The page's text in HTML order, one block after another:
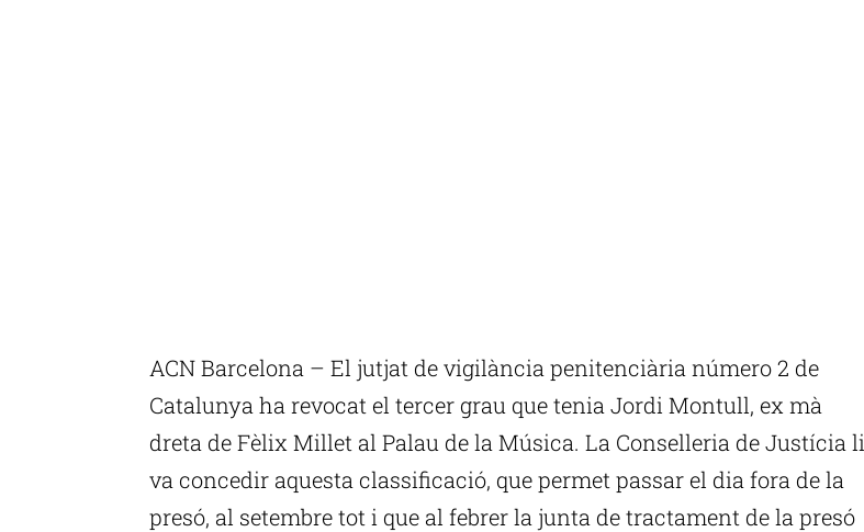
ACN Barcelona – El jutjat de vigilància penitenciària número 2 de
Catalunya ha revocat el tercer grau que tenia Jordi Montull, ex mà
dreta de Fèlix Millet al Palau de la Música. La Conselleria de Justícia li
va concedir aquesta classificació, que permet passar el dia fora de la
presó, al setembre tot i que al febrer la junta de tractament de la presó